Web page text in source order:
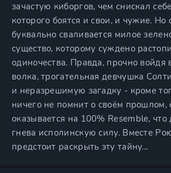
зачастую киборгов, чем снискал
которого боятся и свои, и чужие.
буквально сваливается милое
существо, которому суждено
одиночества. Правда, прочно войдя
волка, трогательная девчушка
и неразрешимую загадку - кроме
ничего не помнит о своём прошлом,
оказывается на 100% Resemble,
гнева исполинскую силу. Вместе
предстоит раскрыть эту тайну...